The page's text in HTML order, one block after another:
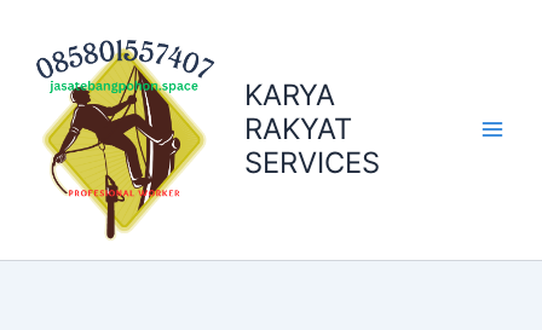
content
KARYA
RAKYAT
SERVICES